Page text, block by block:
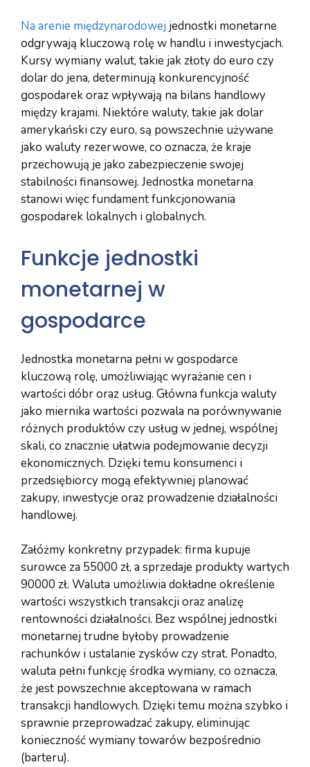
Na arenie międzynarodowej jednostki monetarne
odgrywają kluczową rolę w handlu i inwestycjach.
Kursy wymiany walut, takie jak złoty do euro czy
dolar do jena, determinują konkurencyjność
gospodarek oraz wpływają na bilans handlowy
między krajami. Niektóre waluty, takie jak dolar
amerykański czy euro, są powszechnie używane
jako waluty rezerwowe, co oznacza, że kraje
przechowują je jako zabezpieczenie swojej
stabilności finansowej. Jednostka monetarna
stanowi więc fundament funkcjonowania
gospodarek lokalnych i globalnych.
Funkcje jednostki
monetarnej w
gospodarce
Jednostka monetarna pełni w gospodarce
kluczową rolę, umożliwiając wyrażanie cen i
wartości dóbr oraz usług. Główna funkcja waluty
jako miernika wartości pozwala na porównywanie
różnych produktów czy usług w jednej, wspólnej
skali, co znacznie ułatwia podejmowanie decyzji
ekonomicznych. Dzięki temu konsumenci i
przedsiębiorcy mogą efektywniej planować
zakupy, inwestycje oraz prowadzenie działalności
handlowej.
Załóżmy konkretny przypadek: firma kupuje
surowce za 55000 zł, a sprzedaje produkty wartych
90000 zł. Waluta umożliwia dokładne określenie
wartości wszystkich transakcji oraz analizę
rentowności działalności. Bez wspólnej jednostki
monetarnej trudne byłoby prowadzenie
rachunków i ustalanie zysków czy strat. Ponadto,
waluta pełni funkcję środka wymiany, co oznacza,
że jest powszechnie akceptowana w ramach
transakcji handlowych. Dzięki temu można szybko i
sprawnie przeprowadzać zakupy, eliminując
konieczność wymiany towarów bezpośrednio
(barteru).